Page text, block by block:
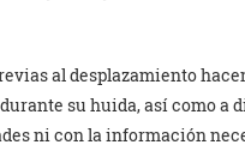
al desplazamiento
su huida, así como a
ni con la información